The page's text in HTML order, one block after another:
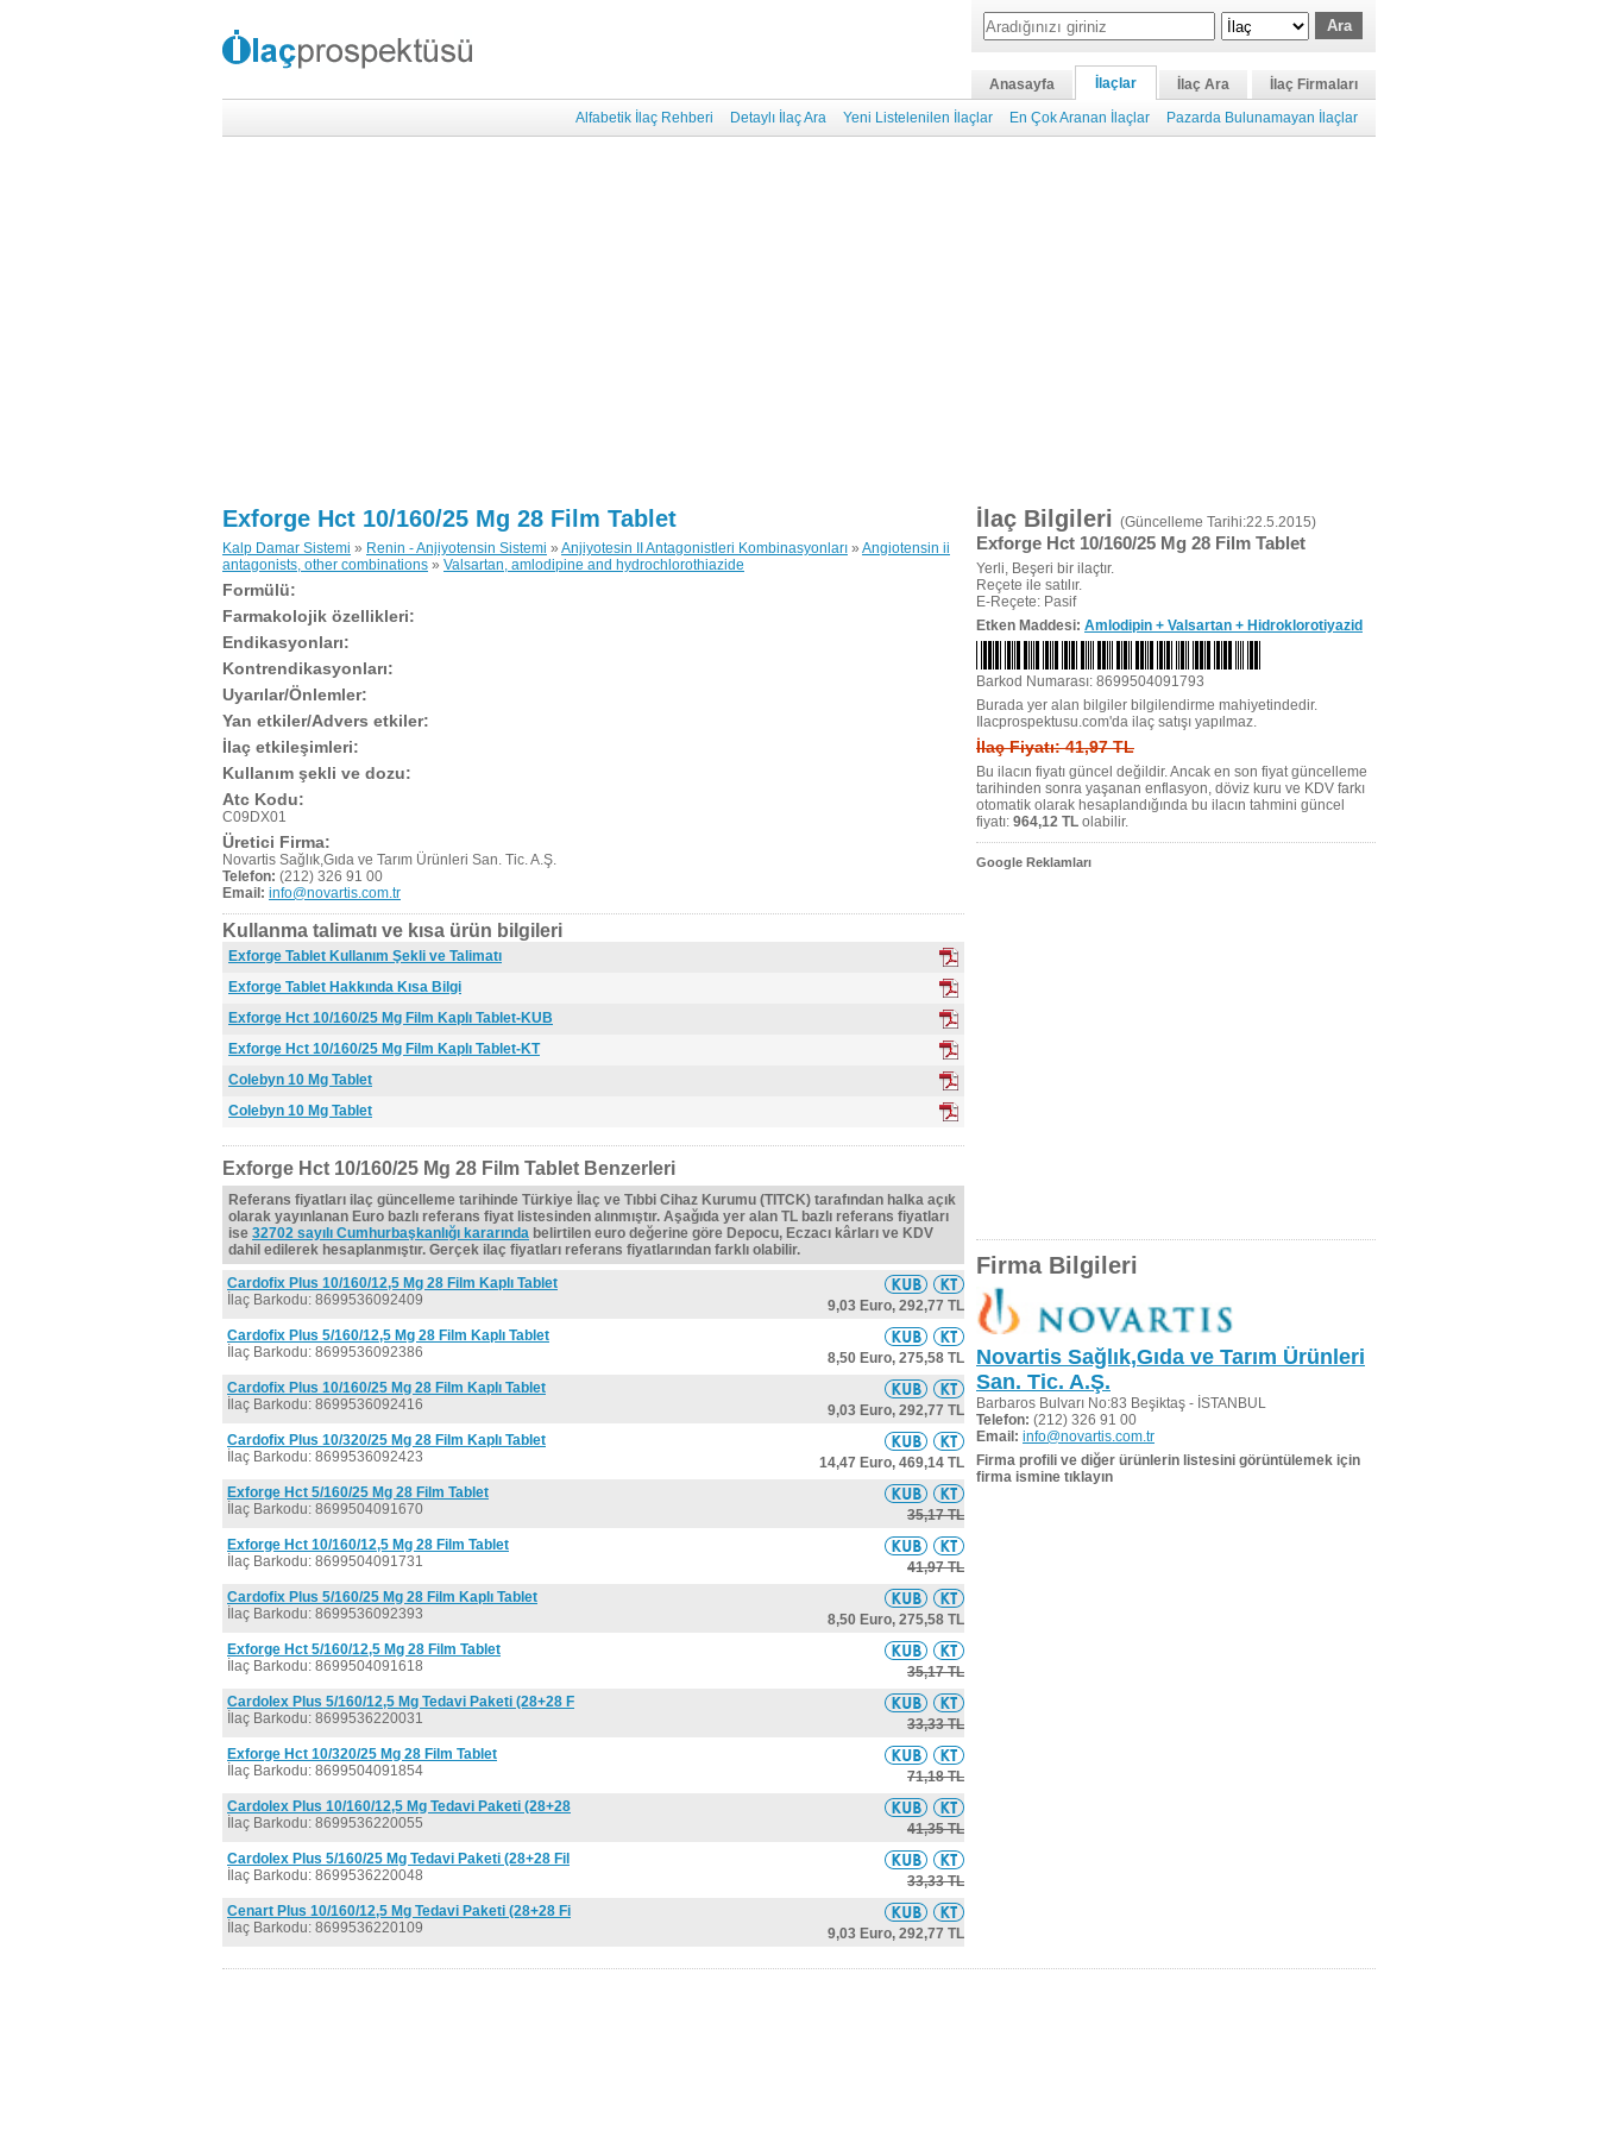
Anasayfa İlaçlar İlaç Ara
İlaç Firmaları
Alfabetik İlaç Rehberi
Detaylı İlaç Ara Yeni Listelenilen İlaçlar En Çok Aranan İlaçlar Pazarda Bulunamayan İlaçlar
Exforge Hct 10/160/25 Mg 28 Film Tablet
Kalp Damar Sistemi » Renin - Anjiyotensin Sistemi » Anjiyotesin II Antagonistleri Kombinasyonları » Angiotensin ii
antagonists, other combinations » Valsartan, amlodipine and hydrochlorothiazide
Formülü:
Farmakolojik özellikleri:
Endikasyonları:
Kontrendikasyonları:
Uyarılar/Önlemler:
Yan etkiler/Advers etkiler:
İlaç etkileşimleri:
Kullanım şekli ve dozu:
Atc Kodu:
C09DX01
Üretici Firma:
Novartis Sağlık,Gıda ve Tarım Ürünleri San. Tic. A.Ş.
Telefon: (212) 326 91 00
Email: info@novartis.com.tr
Kullanma talimatı ve kısa ürün bilgileri
Exforge Tablet Kullanım Şekli ve Talimatı
Exforge Tablet Hakkında Kısa Bilgi
Exforge Hct 10/160/25 Mg Film Kaplı Tablet-KUB
Exforge Hct 10/160/25 Mg Film Kaplı Tablet-KT
Colebyn 10 Mg Tablet
Colebyn 10 Mg Tablet
Exforge Hct 10/160/25 Mg 28 Film Tablet Benzerleri
Referans fiyatları ilaç güncelleme tarihinde Türkiye İlaç ve Tıbbi Cihaz Kurumu (TITCK) tarafından halka açık
olarak yayınlanan Euro bazlı referans fiyat listesinden alınmıştır. Aşağıda yer alan TL bazlı referans fiyatları
ise 32702 sayılı Cumhurbaşkanlığı kararında belirtilen euro değerine göre Depocu, Eczacı kârları ve KDV
dahil edilerek hesaplanmıştır. Gerçek ilaç fiyatları referans fiyatlarından farklı olabilir.
Cardofix Plus 10/160/12,5 Mg 28 Film Kaplı Tablet
İlaç Barkodu: 8699536092409
9,03 Euro, 292,77 TL
Cardofix Plus 5/160/12,5 Mg 28 Film Kaplı Tablet
İlaç Barkodu: 8699536092386
8,50 Euro, 275,58 TL
Cardofix Plus 10/160/25 Mg 28 Film Kaplı Tablet
İlaç Barkodu: 8699536092416
9,03 Euro, 292,77 TL
Cardofix Plus 10/320/25 Mg 28 Film Kaplı Tablet
İlaç Barkodu: 8699536092423
14,47 Euro, 469,14 TL
Exforge Hct 5/160/25 Mg 28 Film Tablet
İlaç Barkodu: 8699504091670
35,17 TL
Exforge Hct 10/160/12,5 Mg 28 Film Tablet
İlaç Barkodu: 8699504091731
41,97 TL
Cardofix Plus 5/160/25 Mg 28 Film Kaplı Tablet
İlaç Barkodu: 8699536092393
8,50 Euro, 275,58 TL
Exforge Hct 5/160/12,5 Mg 28 Film Tablet
İlaç Barkodu: 8699504091618
35,17 TL
Cardolex Plus 5/160/12,5 Mg Tedavi Paketi (28+28 F
İlaç Barkodu: 8699536220031
33,33 TL
Exforge Hct 10/320/25 Mg 28 Film Tablet
İlaç Barkodu: 8699504091854
71,18 TL
Cardolex Plus 10/160/12,5 Mg Tedavi Paketi (28+28
İlaç Barkodu: 8699536220055
41,35 TL
Cardolex Plus 5/160/25 Mg Tedavi Paketi (28+28 Fil
İlaç Barkodu: 8699536220048
33,33 TL
Cenart Plus 10/160/12,5 Mg Tedavi Paketi (28+28 Fi
İlaç Barkodu: 8699536220109
9,03 Euro, 292,77 TL
İlaç Bilgileri (Güncelleme Tarihi:22.5.2015)
Exforge Hct 10/160/25 Mg 28 Film Tablet
Yerli, Beşeri bir ilaçtır.
Reçete ile satılır.
E-Reçete: Pasif
Etken Maddesi: Amlodipin + Valsartan + Hidroklorotiyazid
Barkod Numarası: 8699504091793
Burada yer alan bilgiler bilgilendirme mahiyetindedir.
Ilacprospektusu.com'da ilaç satışı yapılmaz.
İlaç Fiyatı: 41,97 TL
Bu ilacın fiyatı güncel değildir. Ancak en son fiyat güncelleme
tarihinden sonra yaşanan enflasyon, döviz kuru ve KDV farkı
otomatik olarak hesaplandığında bu ilacın tahmini güncel
fiyatı: 964,12 TL olabilir.
Google Reklamları
Firma Bilgileri
Novartis Sağlık,Gıda ve Tarım Ürünleri
San. Tic. A.Ş.
Barbaros Bulvarı No:83 Beşiktaş - İSTANBUL
Telefon: (212) 326 91 00
Email: info@novartis.com.tr
Firma profili ve diğer ürünlerin listesini görüntülemek için
firma ismine tıklayın